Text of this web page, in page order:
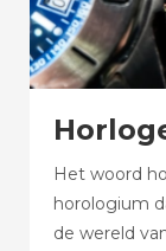
Het woord
horologium
de wereld